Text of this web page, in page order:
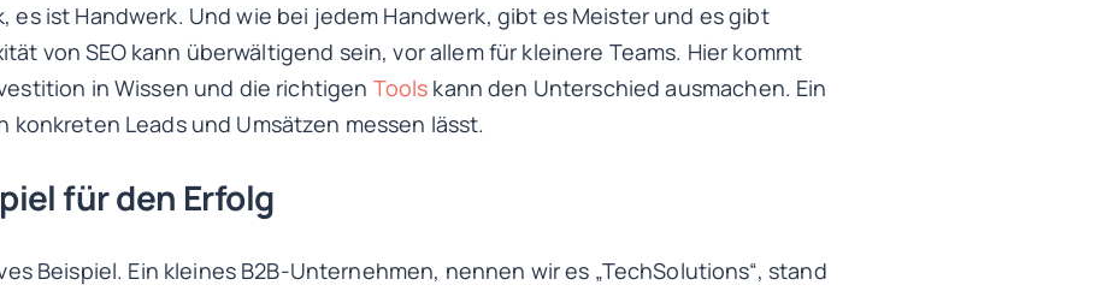
es ist Handwerk. Und wie bei jedem Handwerk, gibt es Meister und es gibt
von SEO kann überwältigend sein, vor allem für kleinere Teams. Hier kommt
in Wissen und die richtigen Tools kann den Unterschied ausmachen. Ein
konkreten Leads und Umsätzen messen lässt.
für den Erfolg
Beispiel. Ein kleines B2B-Unternehmen, nennen wir es „TechSolutions“, stand